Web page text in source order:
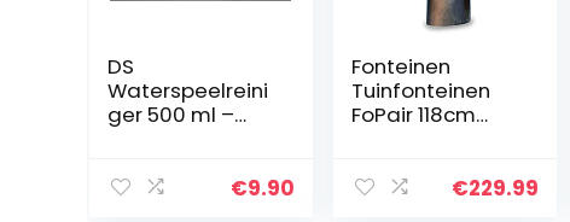
DS
Waterspeelreini
ger 500 ml –
kamerfontein
€9.90
Fonteinen
Tuinfonteinen
FoPair 118cm
€229.99